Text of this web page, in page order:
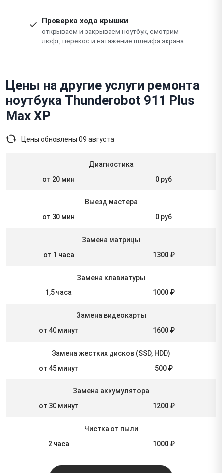
Проверка хода крышки
открываем и закрываем ноутбук, смотрим
люфт, перекос и натяжение шлейфа экрана
Цены на другие услуги ремонта
ноутбука Thunderobot 911 Plus
Max XP
Цены обновлены 09 августа
Диагностика
от 20 мин
0 руб
Выезд мастера
от 30 мин
0 руб
Замена матрицы
от 1 часа
1300 ₽
Замена клавиатуры
1,5 часа
1000 ₽
Замена видеокарты
от 40 минут
1600 ₽
Замена жестких дисков (SSD, HDD)
от 45 минут
500 ₽
Замена аккумулятора
от 30 минут
1200 ₽
Чистка от пыли
2 часа
1000 ₽